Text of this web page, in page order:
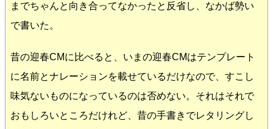
までちゃんと向き合ってなかったと反省し、なかば勢い
で書いた。
昔の迎春CMに比べると、いまの迎春CMはテンプレート
に名前とナレーションを載せているだけなので、すこし
味気ないものになっているのは否めない。それはそれで
おもしろいところだけれど、昔の手書きでレタリングし